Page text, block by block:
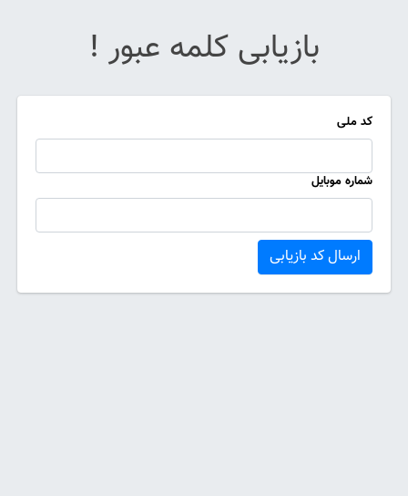
بازیابی کلمه عبور !
کد ملی
شماره موبایل
ارسال کد بازیابی